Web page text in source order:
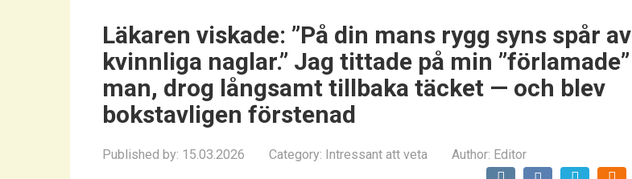
Läkaren viskade: ”På din mans rygg syns spår av
kvinnliga naglar.” Jag tittade på min ”förlamade”
man, drog långsamt tillbaka täcket — och blev
bokstavligen förstenad
Published by: 15.03.2026 Category: Intressant att veta Author: Editor